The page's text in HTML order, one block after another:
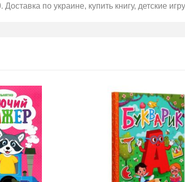
по украине, купить книгу, детские